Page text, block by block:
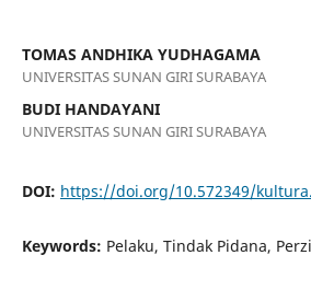
TOMAS ANDHIKA YUDHAGAMA
UNIVERSITAS SUNAN GIRI SURABAYA
BUDI HANDAYANI
UNIVERSITAS SUNAN GIRI SURABAYA
DOI: https://doi.org/10.572349/
Keywords: Pelaku, Tindak Pidana,